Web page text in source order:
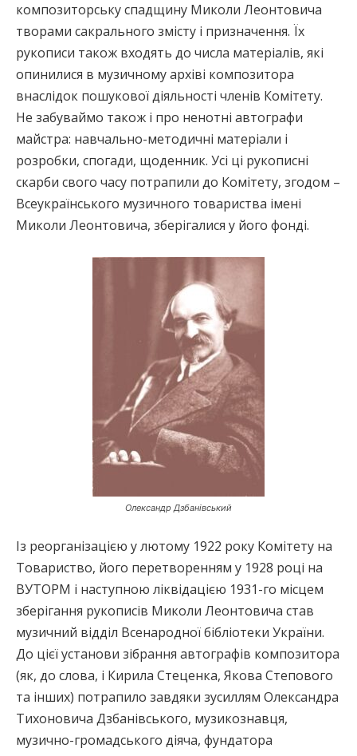
композиторську спадщину Миколи Леонтовича
творами сакрального змісту і призначення. Їх
рукописи також входять до числа матеріалів, які
опинилися в музичному архіві композитора
внаслідок пошукової діяльності членів Комітету.
Не забуваймо також і про ненотні автографи
майстра: навчально-методичні матеріали і
розробки, спогади, щоденник. Усі ці рукописні
скарби свого часу потрапили до Комітету, згодом –
Всеукраїнського музичного товариства імені
Миколи Леонтовича, зберігалися у його фонді.
Олександр Дзбанівський
Із реорганізацією у лютому 1922 року Комітету на
Товариство, його перетворенням у 1928 році на
ВУТОРМ і наступною ліквідацією 1931-го місцем
зберігання рукописів Миколи Леонтовича став
музичний відділ Всенародної бібліотеки України.
До цієї установи зібрання автографів композитора
(як, до слова, і Кирила Стеценка, Якова Степового
та інших) потрапило завдяки зусиллям Олександра
Тихоновича Дзбанівського, музикознавця,
музично-громадського діяча, фундатора